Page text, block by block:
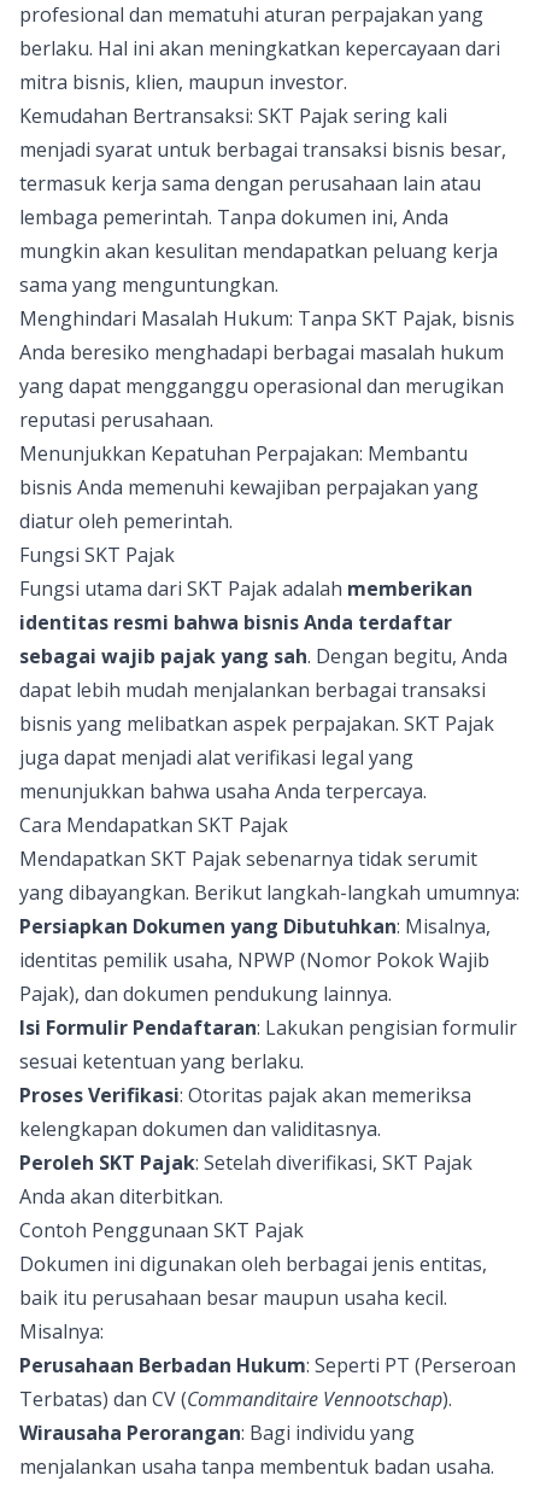
profesional dan mematuhi aturan perpajakan yang
berlaku. Hal ini akan meningkatkan kepercayaan dari
mitra bisnis, klien, maupun investor.
Kemudahan Bertransaksi: SKT Pajak sering kali
menjadi syarat untuk berbagai transaksi bisnis besar,
termasuk kerja sama dengan perusahaan lain atau
lembaga pemerintah. Tanpa dokumen ini, Anda
mungkin akan kesulitan mendapatkan peluang kerja
sama yang menguntungkan.
Menghindari Masalah Hukum: Tanpa SKT Pajak, bisnis
Anda beresiko menghadapi berbagai masalah hukum
yang dapat mengganggu operasional dan merugikan
reputasi perusahaan.
Menunjukkan Kepatuhan Perpajakan: Membantu
bisnis Anda memenuhi kewajiban perpajakan yang
diatur oleh pemerintah.
Fungsi SKT Pajak
Fungsi utama dari SKT Pajak adalah memberikan
identitas resmi bahwa bisnis Anda terdaftar
sebagai wajib pajak yang sah. Dengan begitu, Anda
dapat lebih mudah menjalankan berbagai transaksi
bisnis yang melibatkan aspek perpajakan. SKT Pajak
juga dapat menjadi alat verifikasi legal yang
menunjukkan bahwa usaha Anda terpercaya.
Cara Mendapatkan SKT Pajak
Mendapatkan SKT Pajak sebenarnya tidak serumit
yang dibayangkan. Berikut langkah-langkah umumnya:
Persiapkan Dokumen yang Dibutuhkan: Misalnya,
identitas pemilik usaha, NPWP (Nomor Pokok Wajib
Pajak), dan dokumen pendukung lainnya.
Isi Formulir Pendaftaran: Lakukan pengisian formulir
sesuai ketentuan yang berlaku.
Proses Verifikasi: Otoritas pajak akan memeriksa
kelengkapan dokumen dan validitasnya.
Peroleh SKT Pajak: Setelah diverifikasi, SKT Pajak
Anda akan diterbitkan.
Contoh Penggunaan SKT Pajak
Dokumen ini digunakan oleh berbagai jenis entitas,
baik itu perusahaan besar maupun usaha kecil.
Misalnya:
Perusahaan Berbadan Hukum: Seperti PT (Perseroan
Terbatas) dan CV (Commanditaire Vennootschap).
Wirausaha Perorangan: Bagi individu yang
menjalankan usaha tanpa membentuk badan usaha.